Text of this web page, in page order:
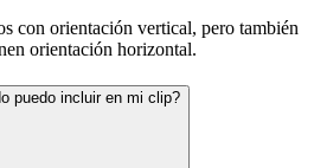
con orientación vertical, pero también
orientación horizontal.
puedo incluir en mi clip?